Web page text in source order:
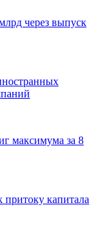
через выпуск
максимума за 8
капитала